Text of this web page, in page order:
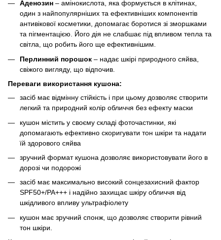
Аденозин – амінокислота, яка формується в клітинах,
один з найпопулярніших та ефективніших компонентів
антивікової косметики, допомагає боротися зі зморшками
та пігментацією. Його дія не слабшає під впливом тепла та
світла, що робить його ще ефективнішим.
Перлинний порошок – надає шкірі природного сяйва,
свіжого вигляду, що відпочив.
Переваги використання кушона:
засіб має відмінну стійкість і при цьому дозволяє створити
легкий та природний колір обличчя без ефекту маски
кушон містить у своєму складі фоточастинки, які
допомагають ефективно скоригувати тон шкіри та надати
їй здорового сяйва
зручний формат кушона дозволяє використовувати його в
дорозі чи подорожі
засіб має максимально високий сонцезахисний фактор
SPF50+/PA+++ і надійно захищає шкіру обличчя від
шкідливого впливу ультрафіолету
кушон має зручний спонж, що дозволяє створити рівний
тон шкіри.